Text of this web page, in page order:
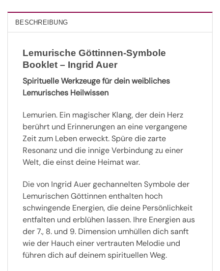
BESCHREIBUNG
Lemurische Göttinnen-Symbole
Booklet – Ingrid Auer
Spirituelle Werkzeuge für dein weibliches
Lemurisches Heilwissen
Lemurien. Ein magischer Klang, der dein Herz
berührt und Erinnerungen an eine vergangene
Zeit zum Leben erweckt. Spüre die zarte
Resonanz und die innige Verbindung zu einer
Welt, die einst deine Heimat war.
Die von Ingrid Auer gechannelten Symbole der
Lemurischen Göttinnen enthalten hoch
schwingende Energien, die deine Persönlichkeit
entfalten und erblühen lassen. Ihre Energien aus
der 7., 8. und 9. Dimension umhüllen dich sanft
wie der Hauch einer vertrauten Melodie und
führen dich auf deinem spirituellen Weg.